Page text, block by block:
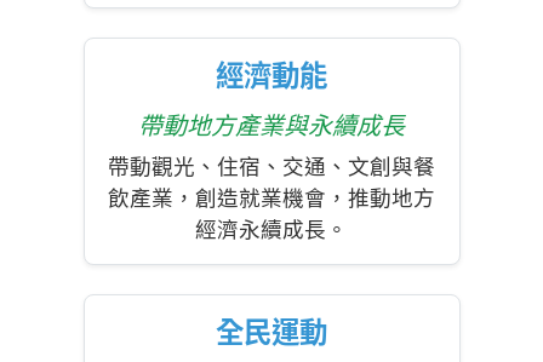
經濟動能
帶動地方產業與永續成長
帶動觀光、住宿、交通、文創與餐
飲產業，創造就業機會，推動地方
經濟永續成長。
全民運動